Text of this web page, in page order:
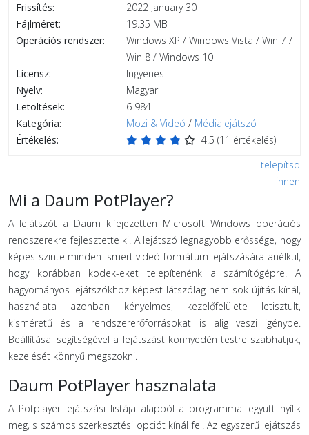
Frissítés:
2022 January 30
Fájlméret:
19.35 MB
Operációs rendszer:
Windows XP / Windows Vista / Win 7 /
Win 8 / Windows 10
Licensz:
Ingyenes
Nyelv:
Magyar
Letöltések:
6 984
Kategória:
Mozi & Videó / Médialejátszó
Értékelés:
4.5 (11 értékelés)
telepítsd
innen
Mi a Daum PotPlayer?
A lejátszót a Daum kifejezetten Microsoft Windows operációs
rendszerekre fejlesztette ki. A lejátszó legnagyobb erőssége, hogy
képes szinte minden ismert videó formátum lejátszására anélkül,
hogy korábban kodek-eket telepítenénk a számítógépre. A
hagyományos lejátszókhoz képest látszólag nem sok újítás kínál,
használata azonban kényelmes, kezelőfelülete letisztult,
kisméretű és a rendszererőforrásokat is alig veszi igénybe.
Beállításai segítségével a lejátszást könnyedén testre szabhatjuk,
kezelését könnyű megszokni.
Daum PotPlayer hasznalata
A Potplayer lejátszási listája alapból a programmal együtt nyílik
meg, s számos szerkesztési opciót kínál fel. Az egyszerű lejátszás